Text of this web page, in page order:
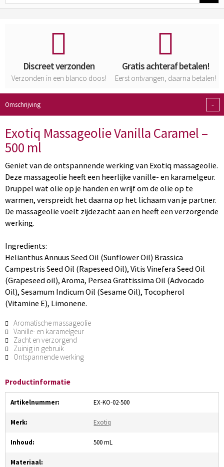
Discreet verzonden
Verzonden in een blanco doos!
Gratis achteraf betalen!
Eerst ontvangen, daarna betalen!
Omschrijving -
Exotiq Massageolie Vanilla Caramel –
500 ml
Geniet van de ontspannende werking van Exotiq massageolie.
Deze massageolie heeft een heerlijke vanille- en karamelgeur.
Druppel wat olie op je handen en wrijf om de olie op te
warmen, verspreidt het daarna op het lichaam van je partner.
De massageolie voelt zijdezacht aan en heeft een verzorgende
werking.
Ingredients:
Helianthus Annuus Seed Oil (Sunflower Oil) Brassica
Campestris Seed Oil (Rapeseed Oil), Vitis Vinefera Seed Oil
(Grapeseed oil), Aroma, Persea Grattissima Oil (Advocado
Oil), Sesamum Indicum Oil (Sesame Oil), Tocopherol
(Vitamine E), Limonene.
Aromatische massageolie
Vanille- en karamelgeur
Zacht en verzorgend
Zuinig in gebruik
Ontspannende werking
Productinformatie
Artikelnummer: EX-KO-02-500
Merk: Exotiq
Inhoud: 500 mL
Materiaal: